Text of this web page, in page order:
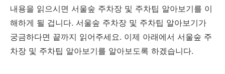
내용을 읽으시면 서울숲 주차장 및 주차팁 알아보기를 이
해하게 될 겁니다. 서울숲 주차장 및 주차팁 알아보기가
궁금하다면 끝까지 읽어주세요. 이제 아래에서 서울숲 주
차장 및 주차팁 알아보기를 알아보도록 하겠습니다.